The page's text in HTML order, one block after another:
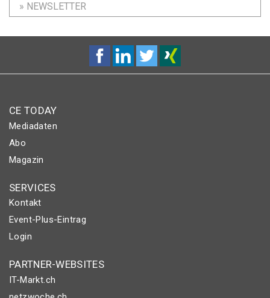
» NEWSLETTER
CE TODAY
Mediadaten
Abo
Magazin
SERVICES
Kontakt
Event-Plus-Eintrag
Login
PARTNER-WEBSITES
IT-Markt.ch